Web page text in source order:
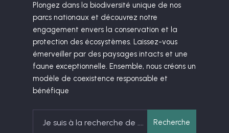
Plongez dans la biodiversité unique de nos
parcs nationaux et découvrez notre
engagement envers la conservation et la
protection des écosystèmes. Laissez-vous
émerveiller par des paysages intacts et une
faune exceptionnelle. Ensemble, nous créons un
modèle de coexistence responsable et
bénéfique
for:
Recherche